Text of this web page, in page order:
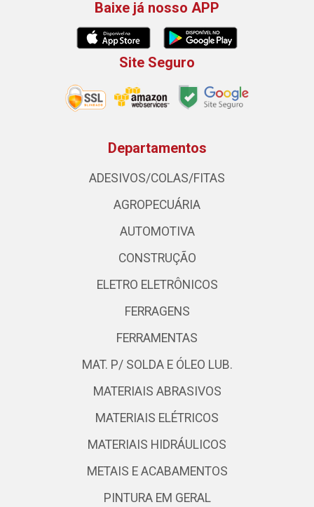
Baixe já nosso APP
Site Seguro
Departamentos
ADESIVOS/COLAS/FITAS
AGROPECUÁRIA
AUTOMOTIVA
CONSTRUÇÃO
ELETRO ELETRÔNICOS
FERRAGENS
FERRAMENTAS
MAT. P/ SOLDA E ÓLEO LUB.
MATERIAIS ABRASIVOS
MATERIAIS ELÉTRICOS
MATERIAIS HIDRÁULICOS
METAIS E ACABAMENTOS
PINTURA EM GERAL